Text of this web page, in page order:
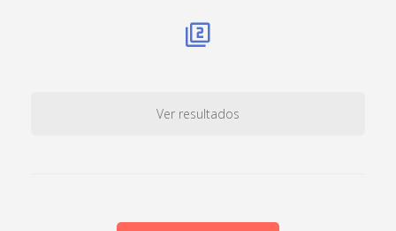
Ver resultados